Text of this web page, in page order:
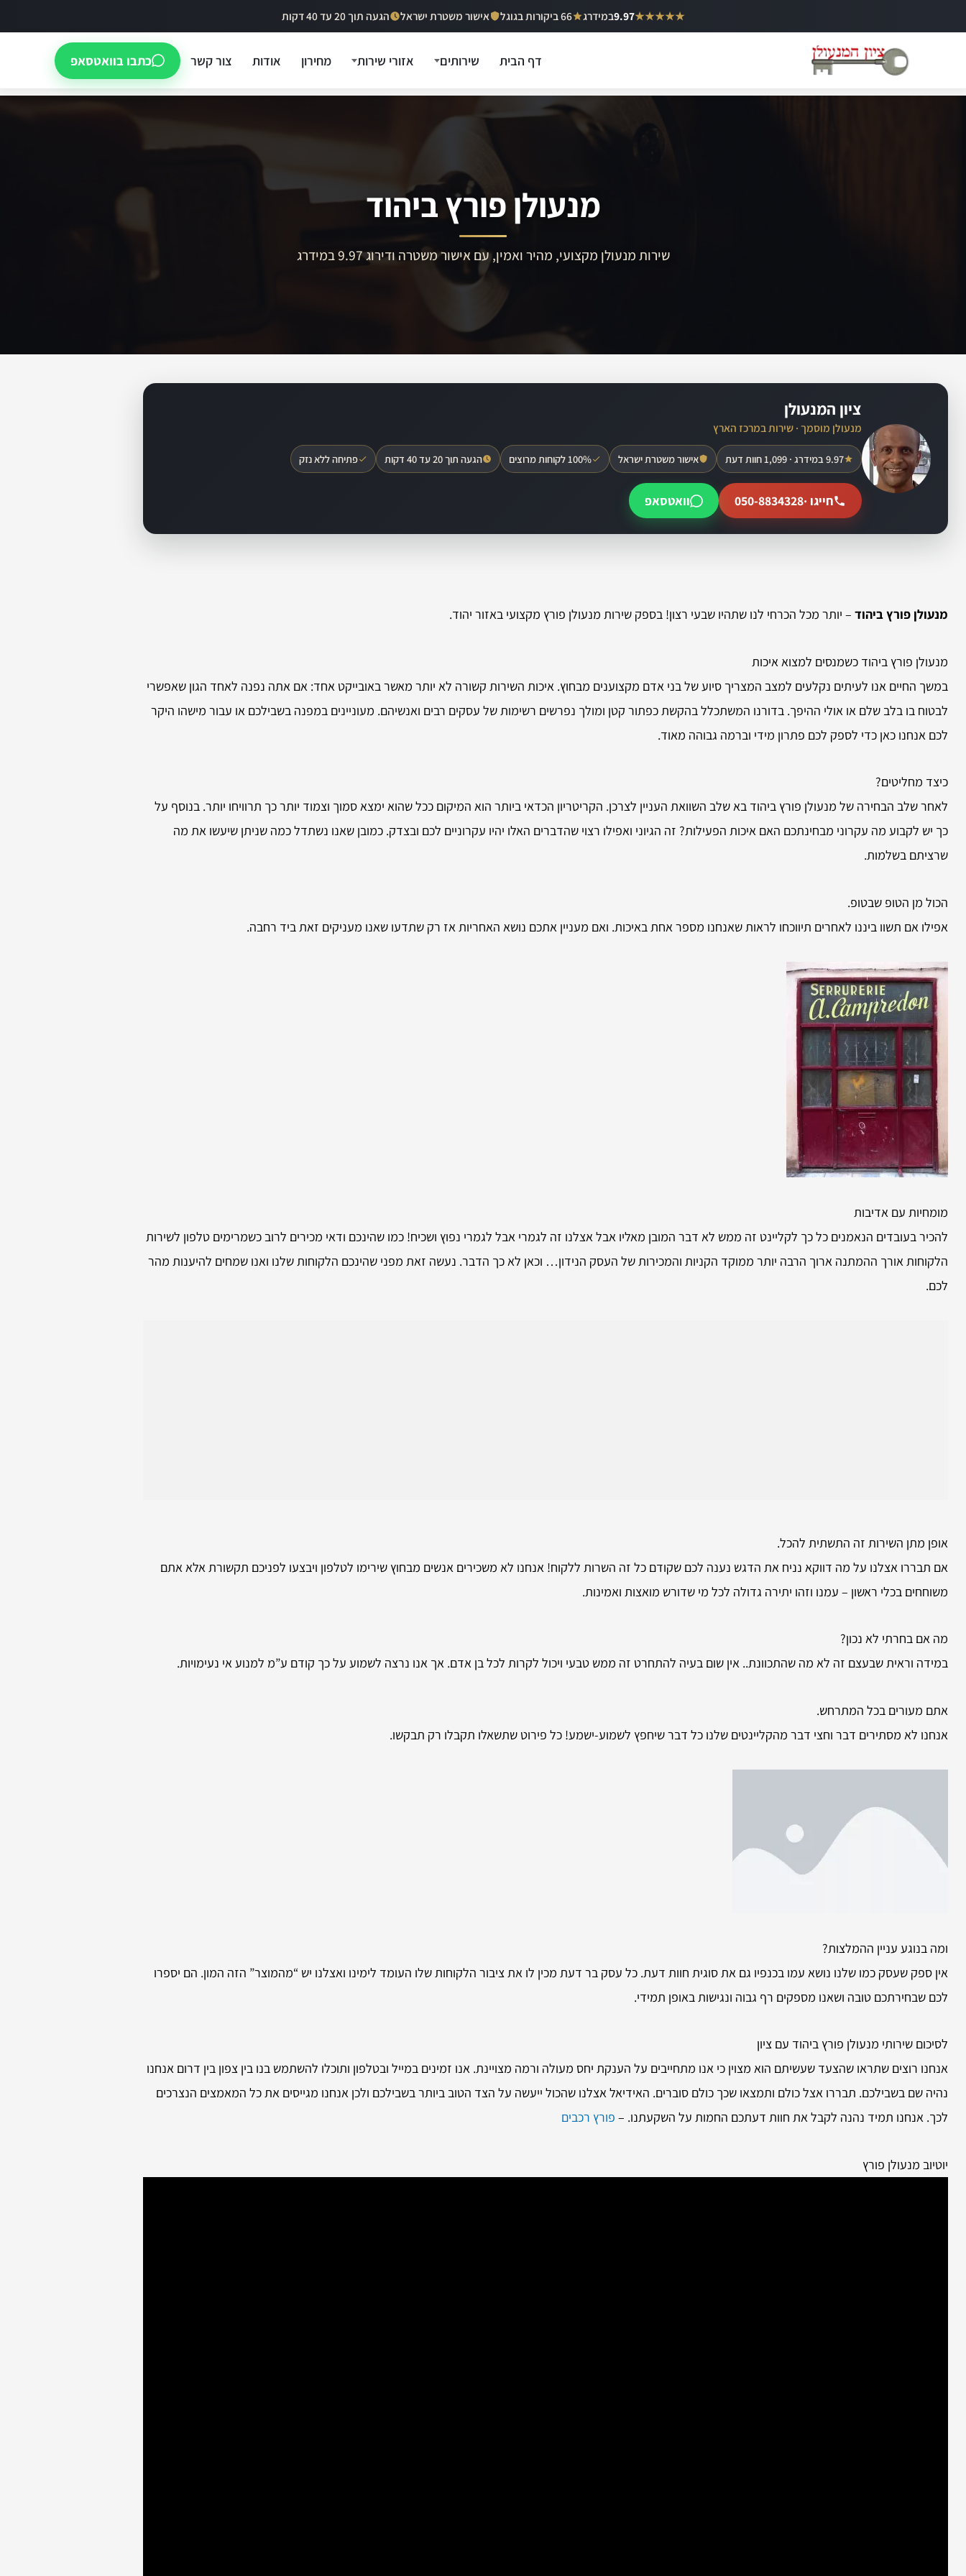
לתוכן
★★★★★
9.97במידרג 66 ביקורות בגוגל אישור משטרת ישראל הגעה תוך 20 עד 40 דקות
דף הבית שירותים אזורי שירות מחירון אודות צור קשר כתבו בוואטסאפ
מנעולן פורץ ביהוד
שירות מנעולן מקצועי, מהיר ואמין, עם אישור משטרה ודירוג 9.97 במידרג
ציון המנעולן
מנעולן מוסמך · שירות במרכז הארץ
9.97 במידרג · 1,099 חוות דעת אישור משטרת ישראל 100% לקוחות מרוצים הגעה תוך 20 עד 40 דקות פתיחה ללא נזק
חייגו ·050-8834328 וואטסאפ
מנעולן פורץ ביהוד – יותר מכל הכרחי לנו שתהיו שבעי רצון! בספק שירות מנעולן פורץ מקצועי באזור יהוד.
מנעולן פורץ ביהוד כשמנסים למצוא איכות
במשך החיים אנו לעיתים נקלעים למצב המצריך סיוע של בני אדם מקצוענים מבחוץ. איכות השירות קשורה לא יותר מאשר באובייקט אחד: אם אתה נפנה לאחד הגון שאפשרי
לבטוח בו בלב שלם או אולי ההיפך. בדורנו המשתכלל בהקשת כפתור קטן ומולך נפרשים רשימות של עסקים רבים ואנשיהם. מעוניינים במפנה בשבילכם או עבור מישהו היקר
לכם אנחנו כאן כדי לספק לכם פתרון מידי וברמה גבוהה מאוד.
כיצד מחליטים?
לאחר שלב הבחירה של מנעולן פורץ ביהוד בא שלב השוואת העניין לצרכן. הקריטריון הכדאי ביותר הוא המיקום ככל שהוא ימצא סמוך וצמוד יותר כך תרוויחו יותר. בנוסף על
כך יש לקבוע מה עקרוני מבחינתכם האם איכות הפעילות? זה הגיוני ואפילו רצוי שהדברים האלו יהיו עקרוניים לכם ובצדק. כמובן שאנו נשתדל כמה שניתן שיעשו את מה
שרציתם בשלמות.
הכול מן הטופ שבטופ.
אפילו אם תשוו ביננו לאחרים תיווכחו לראות שאנחנו מספר אחת באיכות. ואם מעניין אתכם נושא האחריות אז רק שתדעו שאנו מעניקים זאת ביד רחבה.
מומחיות עם אדיבות
להכיר בעובדים הנאמנים כל כך לקליינט זה ממש לא דבר המובן מאליו אבל אצלנו זה לגמרי אבל לגמרי נפוץ ושכיח! כמו שהינכם ודאי מכירים לרוב כשמרימים טלפון לשירות
הלקוחות אורך ההמתנה ארוך הרבה יותר ממוקד הקניות והמכירות של העסק הנידון… וכאן לא כך הדבר. נעשה זאת מפני שהינכם הלקוחות שלנו ואנו שמחים להיענות מהר
לכם.
אופן מתן השירות זה התשתית להכל.
אם תבררו אצלנו על מה דווקא נניח את הדגש נענה לכם שקודם כל זה השרות ללקוח! אנחנו לא משכירים אנשים מבחוץ שירימו לטלפון ויבצעו לפניכם תקשורת אלא אתם
משוחחים בכלי ראשון – עמנו וזהו יתירה גדולה לכל מי שדורש מואצות ואמינות.
מה אם בחרתי לא נכון?
במידה וראית שבעצם זה לא מה שהתכוונת.. אין שום בעיה להתחרט זה ממש טבעי ויכול לקרות לכל בן אדם. אך אנו נרצה לשמוע על כך קודם ע”מ למנוע אי נעימויות.
אתם מעורים בכל המתרחש.
אנחנו לא מסתירים דבר וחצי דבר מהקליינטים שלנו כל דבר שיחפץ לשמוע-ישמע! כל פירוט שתשאלו תקבלו רק תבקשו.
ומה בנוגע עניין ההמלצות?
אין ספק שעסק כמו שלנו נושא עמו בכנפיו גם את סוגית חוות דעת. כל עסק בר דעת מכין לו את ציבור הלקוחות שלו העומד לימינו ואצלנו יש “מהמוצר” הזה המון. הם יספרו
לכם שבחירתכם טובה ושאנו מספקים רף גבוה ונגישות באופן תמידי.
לסיכום שירותי מנעולן פורץ ביהוד עם ציון
אנחנו רוצים שתראו שהצעד שעשיתם הוא מצוין כי אנו מתחייבים על הענקת יחס מעולה ורמה מצויינת. אנו זמינים במייל ובטלפון ותוכלו להשתמש בנו בין צפון בין דרום אנחנו
נהיה שם בשבילכם. תבררו אצל כולם ותמצאו שכך כולם סוברים. האידיאל אצלנו שהכול ייעשה על הצד הטוב ביותר בשבילכם ולכן אנחנו מגייסים את כל המאמצים הנצרכים
לכך. אנחנו תמיד נהנה לקבל את חוות דעתכם החמות על השקעתנו. – פורץ רכבים
יוטיוב מנעולן פורץ